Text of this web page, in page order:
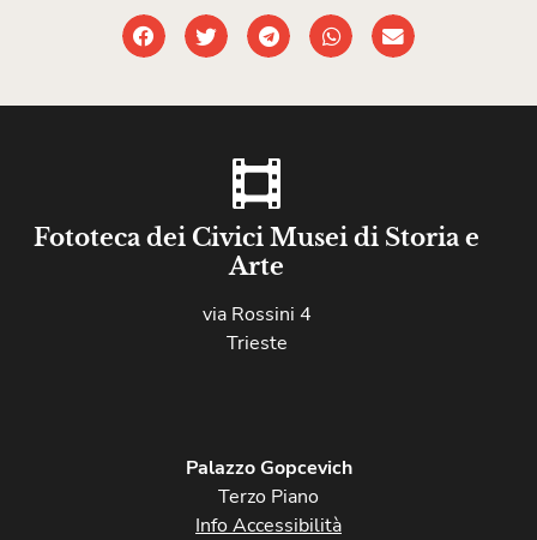
Fototeca dei Civici Musei di Storia e
Arte
via Rossini 4
Trieste
Palazzo Gopcevich
Terzo Piano
Info Accessibilità